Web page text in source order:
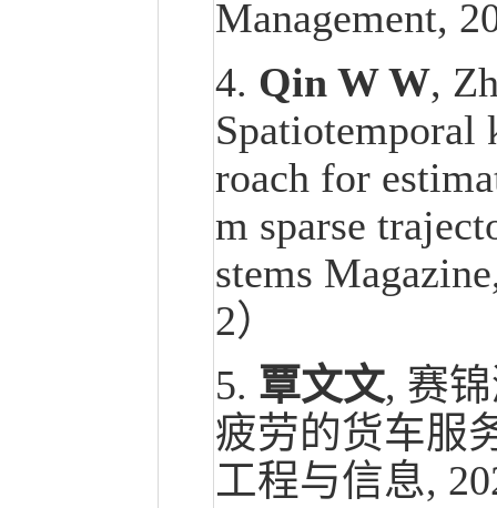
Management,
4. Qin W W,
Spatiotemporal
roach for
m sparse
stems
2）
5. 覃文文, 赛
疲劳的货车服
工程与信息,